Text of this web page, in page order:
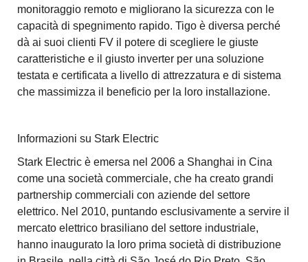
monitoraggio remoto e migliorano la sicurezza con le
capacità di spegnimento rapido. Tigo è diversa perché
dà ai suoi clienti FV il potere di scegliere le giuste
caratteristiche e il giusto inverter per una soluzione
testata e certificata a livello di attrezzatura e di sistema
che massimizza il beneficio per la loro installazione.
Informazioni su Stark Electric
Stark Electric è emersa nel 2006 a Shanghai in Cina
come una società commerciale, che ha creato grandi
partnership commerciali con aziende del settore
elettrico. Nel 2010, puntando esclusivamente a servire il
mercato elettrico brasiliano del settore industriale,
hanno inaugurato la loro prima società di distribuzione